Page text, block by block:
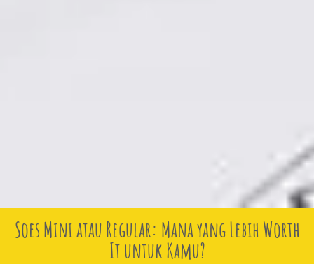
Soes Mini atau Regular: Mana yang Lebih Worth
It untuk Kamu?